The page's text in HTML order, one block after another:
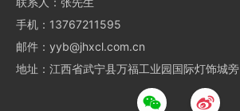
手机：13767211595
邮件：yyb@jhxcl.com.cn
地址：江西省武宁县万福工业园国际灯饰城旁